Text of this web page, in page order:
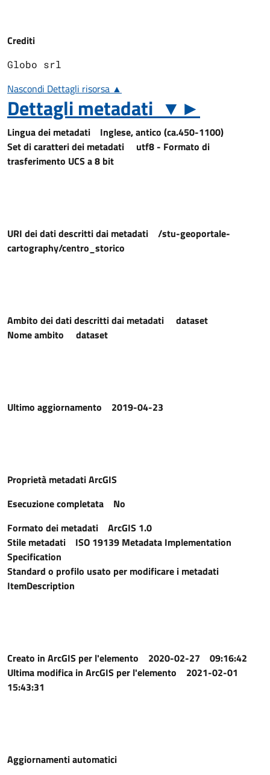
Crediti
Globo srl
Nascondi Dettagli risorsa ▲
Dettagli metadati ▼ ►
Lingua dei metadati Inglese, antico (ca.450-1100)
Set di caratteri dei metadati utf8 - Formato di
trasferimento UCS a 8 bit
URI dei dati descritti dai metadati /stu-geoportale-
cartography/centro_storico
Ambito dei dati descritti dai metadati dataset
Nome ambito dataset
Ultimo aggiornamento 2019-04-23
Proprietà metadati ArcGIS
Esecuzione completata No
Formato dei metadati ArcGIS 1.0
Stile metadati ISO 19139 Metadata Implementation
Specification
Standard o profilo usato per modificare i metadati
ItemDescription
Creato in ArcGIS per l'elemento 2020-02-27 09:16:42
Ultima modifica in ArcGIS per l'elemento 2021-02-01
15:43:31
Aggiornamenti automatici